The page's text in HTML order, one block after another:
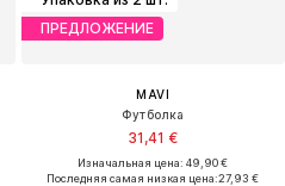
ПРЕДЛОЖЕНИЕ
MAVI
Футболка
31,41 €
Изначальная цена: 49,90 €
Последняя самая низкая цена:27,93 €